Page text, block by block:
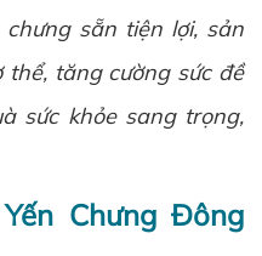
sẵn tiện lợi, sản
tăng cường sức đề
sức khỏe sang trọng,
Chưng Đông